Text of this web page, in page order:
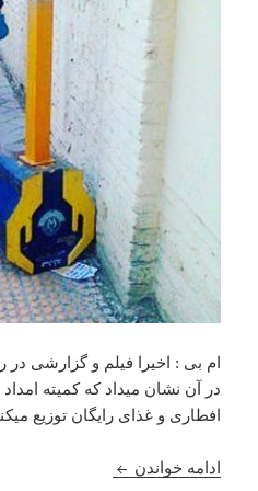
ام بی : اخیرا فیلم و گزارشی
در آن نشان میداد که کمیته
افطاری و غذای رایگان توزیع
ادامه خواندن کمپین “نه به